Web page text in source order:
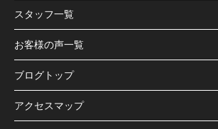
スタッフ一覧
お客様の声一覧
ブログトップ
アクセスマップ